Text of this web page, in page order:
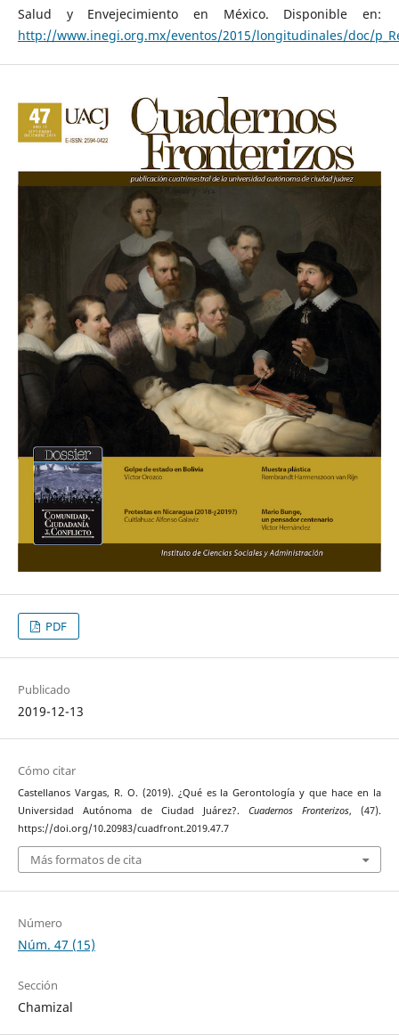
Salud y Envejecimiento en México. Disponible en:
http://www.inegi.org.mx/eventos/2015/longitudinales/doc/
PDF
Publicado
2019-12-13
Cómo citar
Castellanos Vargas, R. O. (2019). ¿Qué es la Gerontología y que hace en la
Universidad Autónoma de Ciudad Juárez?.Cuadernos Fronterizos, (47).
https://doi.org/10.20983/cuadfront.2019.47.7
Más formatos de cita
Número
Núm. 47 (15)
Sección
Chamizal